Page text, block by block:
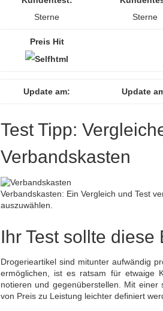
Sterne
Sterne
Preis Hit
Update am: Update
Test Tipp:
Verbandskasten
Verbandskasten: Ein Vergleich und Test
auszuwählen.
Ihr Test sollte
Drogerieartikel sind mitunter aufwändig
ermöglichen, ist es ratsam für etwaige
notieren und gegenüberstellen. Mit
von Preis zu Leistung leichter definiert